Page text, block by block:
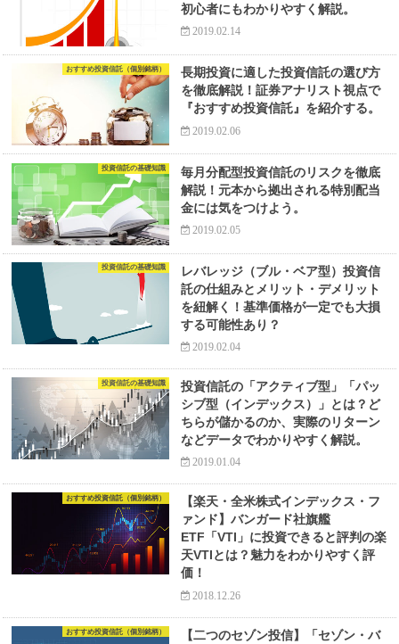
初心者にもわかりやすく解説。
2019.02.14
おすすめ投資信託（個別銘柄）
長期投資に適した投資信託の選び方
を徹底解説！証券アナリスト視点で
『おすすめ投資信託』を紹介する。
2019.02.06
投資信託の基礎知識
毎月分配型投資信託のリスクを徹底
解説！元本から拠出される特別配当
金には気をつけよう。
2019.02.05
投資信託の基礎知識
レバレッジ（ブル・ベア型）投資信
託の仕組みとメリット・デメリット
を紐解く！基準価格が一定でも大損
する可能性あり？
2019.02.04
投資信託の基礎知識
投資信託の「アクティブ型」「パッ
シブ型（インデックス）」とは？ど
ちらが儲かるのか、実際のリターン
などデータでわかりやすく解説。
2019.01.04
おすすめ投資信託（個別銘柄）
【楽天・全米株式インデックス・フ
ァンド】バンガード社旗艦
ETF「VTI」に投資できると評判の楽
天VTIとは？魅力をわかりやすく評
価！
2018.12.26
おすすめ投資信託（個別銘柄）
【二つのセゾン投信】「セゾン・バ